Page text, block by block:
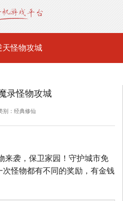
天怪物攻城
录怪物攻城
别：经典修仙
来袭，保卫家园！守护城市免
怪物都有不同的奖励，有金钱